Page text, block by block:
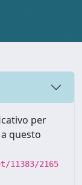
per
questo
2165